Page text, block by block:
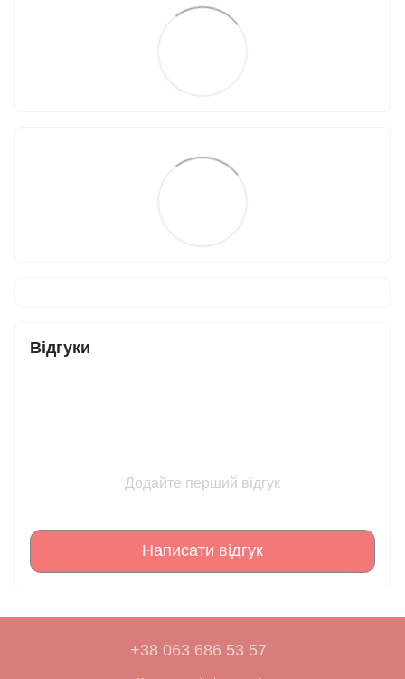
Відгуки
Додайте перший відгук
Написати відгук
+38 063 686 53 57